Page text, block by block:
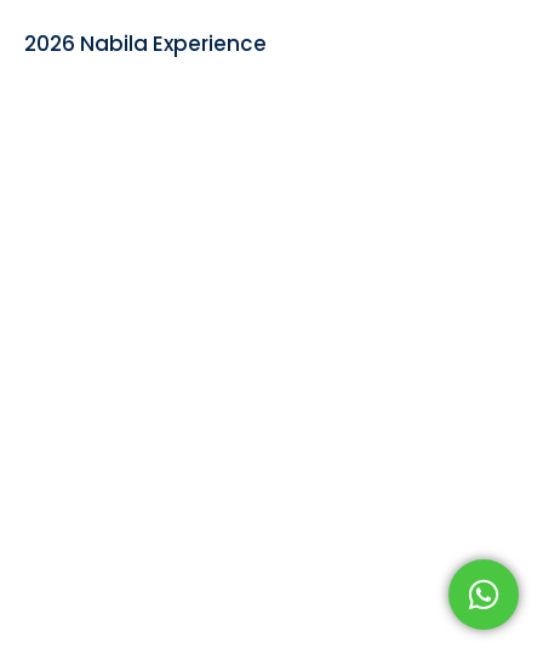
2026 Nabila Experience